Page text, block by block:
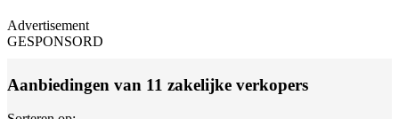
Advertisement
GESPONSORD
Aanbiedingen van 11 zakelijke verkopers